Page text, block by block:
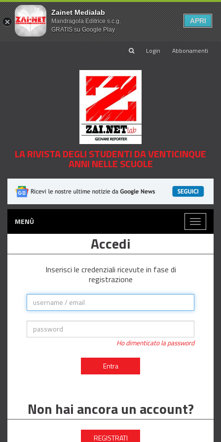
Login Abbonamenti
LA RIVISTA DEGLI STUDENTI DA VENTICINQUE
ANNI NELLE SCUOLE
MENÙ
Toggle
Accedi
Inserisci le credenziali ricevute in fase di
registrazione
Ho dimenticato la password
Entra
Non hai ancora un account?
REGISTRATI
Zainet Medialab
Mandragola Editrice s.c.g.
GRATIS su Google Play
APRI